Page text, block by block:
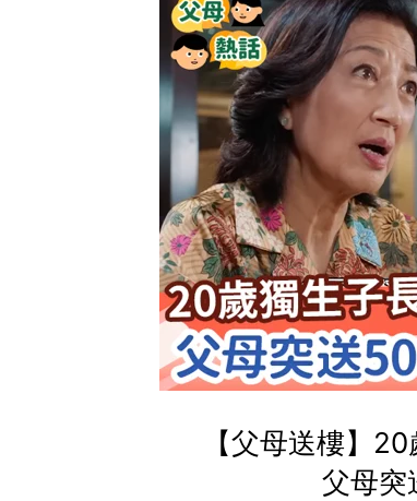
【父母送樓】
父母突